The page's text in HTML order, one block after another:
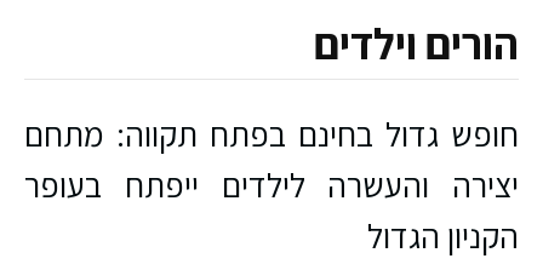
הורים וילדים
חופש גדול בחינם בפתח תקווה: מתחם
יצירה והעשרה לילדים ייפתח בעופר
הקניון הגדול